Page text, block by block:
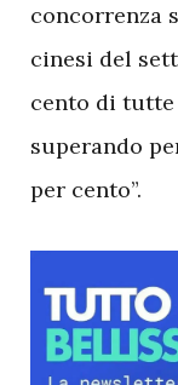
concorrenza
cinesi del
cento di tutte
superando
per cento”.